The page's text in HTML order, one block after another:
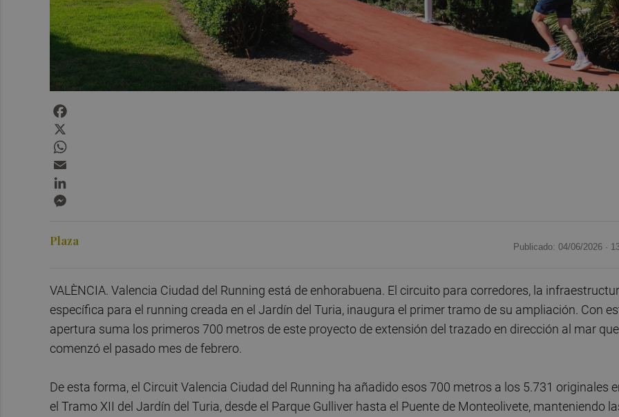
Plaza Publicado: 04/06/2026 ·
VALÈNCIA. Valencia Ciudad del Running está de enhorabuena. El circuito para corredores, la
específica para el running creada en el Jardín del Turia, inaugura el primer tramo de su ampliación. Con
apertura suma los primeros 700 metros de este proyecto de extensión del trazado en dirección al mar que
comenzó el pasado mes de febrero.
De esta forma, el Circuit Valencia Ciudad del Running ha añadido esos 700 metros a los 5.731 originales
el Tramo XII del Jardín del Turia, desde el Parque Gulliver hasta el Puente de Monteolivete, manteniendo